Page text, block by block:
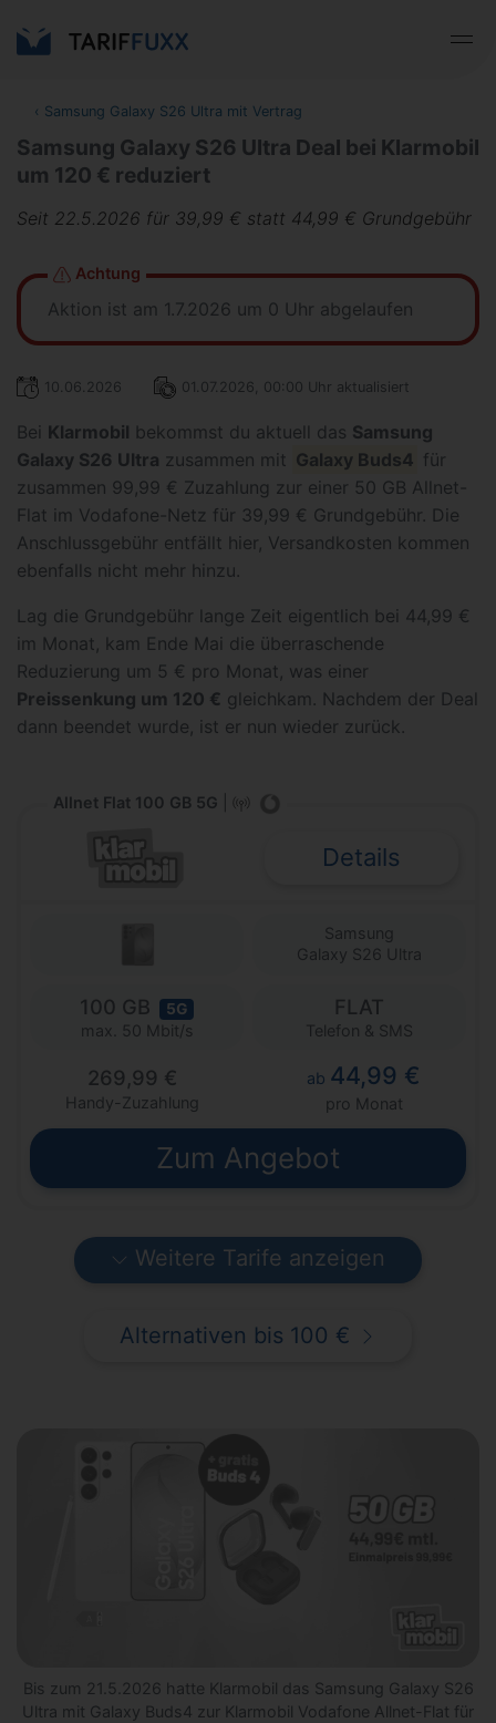
‹ Samsung Galaxy S26 Ultra mit Vertrag
Samsung Galaxy S26 Ultra Deal bei Klarmobil
um 120 € reduziert
Seit 22.5.2026 für 39,99 € statt 44,99 € Grundgebühr
Achtung
Aktion ist am 1.7.2026 um 0 Uhr abgelaufen
10.06.2026 01.07.2026, 00:00 Uhr aktualisiert
Bei Klarmobil bekommst du aktuell das Samsung
Galaxy S26 Ultra zusammen mit Galaxy Buds4 für
zusammen 99,99 € Zuzahlung zur einer 50 GB Allnet-
Flat im Vodafone-Netz für 39,99 € Grundgebühr. Die
Anschlussgebühr entfällt hier, Versandkosten kommen
ebenfalls nicht mehr hinzu.
Lag die Grundgebühr lange Zeit eigentlich bei 44,99 €
im Monat, kam Ende Mai die überraschende
Reduzierung um 5 € pro Monat, was einer
Preissenkung um 120 € gleichkam. Nachdem der Deal
dann beendet wurde, ist er nun wieder zurück.
Allnet Flat 100 GB 5G
Details
Samsung
Galaxy S26 Ultra
100 GB 5G
max. 50 Mbit/s
FLAT
Telefon & SMS
269,99 €
Handy-Zuzahlung
ab 44,99 €
pro Monat
Zum Angebot
Weitere Tarife anzeigen
Alternativen bis 100 €
Bis zum 21.5.2026 hatte Klarmobil das Samsung Galaxy S26
Ultra mit Galaxy Buds4 zur Klarmobil Vodafone Allnet-Flat für